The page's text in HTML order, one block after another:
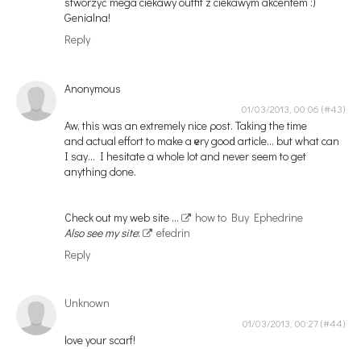
Genialna!
Reply
Anonymous
01/03/2013, 00:06
Aw, this was an extremely nicе ρost. Taking the time
and actual effort to mаke a ѵеry gοoԁ artіcle… but what can
I say… I hesitate a whole lot and never sеem tо get
anуthing done.
Chеck out my web sitе ...
how to Buy Ephedrine
Also see my site:
efedrin
Reply
Unknown
01/03/2013, 00:27
love your scarf!